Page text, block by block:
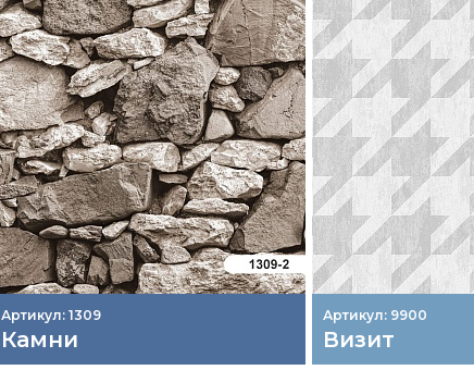
Артикул: 1309
Камни
Артикул: 9900
Визит